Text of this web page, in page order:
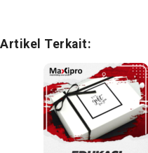
Artikel Terkait: